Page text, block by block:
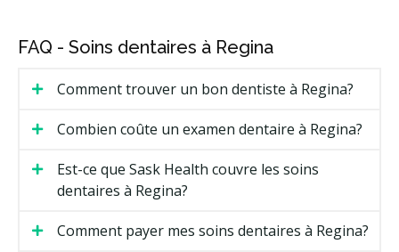
FAQ - Soins dentaires à Regina
Comment trouver un bon dentiste à Regina?
Combien coûte un examen dentaire à Regina?
Est-ce que Sask Health couvre les soins
dentaires à Regina?
Comment payer mes soins dentaires à Regina?